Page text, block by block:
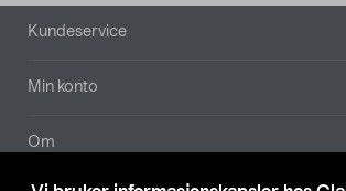
Bunntekst
Kundeservice
Min konto
Om